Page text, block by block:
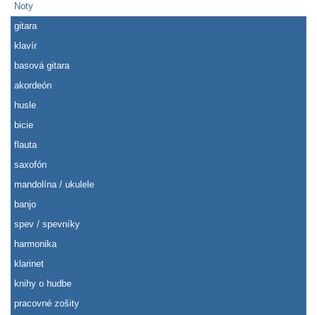
Noty
gitara
klavír
basová gitara
akordeón
husle
bicie
flauta
saxofón
mandolína / ukulele
banjo
spev / spevníky
harmonika
klarinet
knihy o hudbe
pracovné zošity